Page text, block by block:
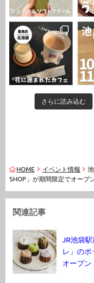
さらに読み込む
HOME イベント情報
SHOP」が期間限定でオープ
関連記事
JR池袋
レ」の
オープン